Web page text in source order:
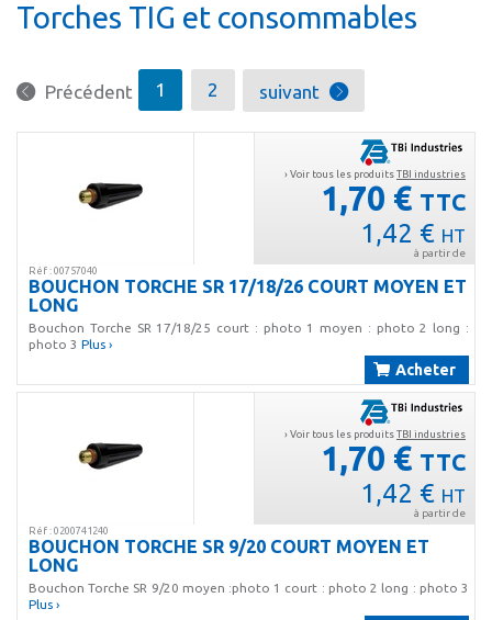
Torches TIG et consommables
Précédent 1 2 suivant
› Voir tous les produitsTBI industries
1,70 € TTC
1,42 € HT
à partir de
Réf : 00757040
BOUCHON TORCHE SR 17/18/26 COURT MOYEN ET
LONG
Bouchon Torche SR 17/18/25 court : photo 1 moyen : photo 2 long :
photo 3 Plus ›
Acheter
› Voir tous les produitsTBI industries
1,70 € TTC
1,42 € HT
à partir de
Réf : 0200741240
BOUCHON TORCHE SR 9/20 COURT MOYEN ET
LONG
Bouchon Torche SR 9/20 moyen :photo 1 court : photo 2 long : photo 3
Plus ›